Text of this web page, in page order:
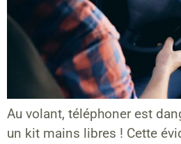
Au volant, téléphoner est
un kit mains libres ! Cette